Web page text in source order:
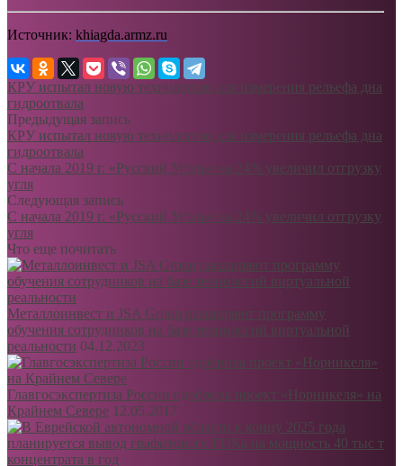
Источник: khiagda.armz.ru
КРУ испытал новую технологию для измерения рельефа дна
гидроотвала
Предыдущая запись
КРУ испытал новую технологию для измерения рельефа дна
гидроотвала
С начала 2019 г. «Русский Уголь» на 24% увеличил отгрузку
угля
Следующая запись
С начала 2019 г. «Русский Уголь» на 24% увеличил отгрузку
угля
Что еще почитать
Металлоинвест и JSA Group расширяют программу
обучения сотрудников на базе технологий виртуальной
реальности 04.12.2023
Главгосэкспертиза России одобрила проект «Норникеля» на
Крайнем Севере 12.05.2017